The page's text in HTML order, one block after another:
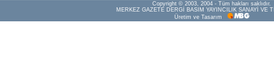
Copyright © 2003, 2004 - Tüm hakları saklıdır.
MERKEZ GAZETE DERGİ BASIM YAYINCILIK SANAYİ VE
Üretim ve Tasarım